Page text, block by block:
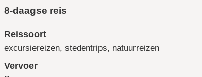
8-daagse reis
Reissoort
excursiereizen, stedentrips, natuurreizen
Vervoer